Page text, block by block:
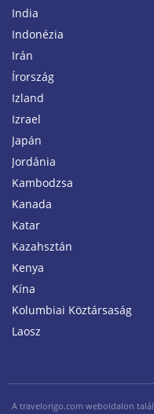
India
Indonézia
Irán
Írország
Izland
Izrael
Japán
Jordánia
Kambodzsa
Kanada
Katar
Kazahsztán
Kenya
Kína
Kolumbiai Köztársaság
Laosz
A travelorigo.com weboldalon